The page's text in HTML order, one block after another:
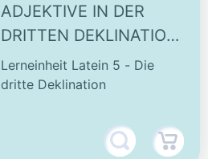
ADJEKTIVE IN DER
DRITTEN DEKLINATION
III - INTERAKTIVE
AUFGABE
Lerneinheit Latein 5 - Die
dritte Deklination